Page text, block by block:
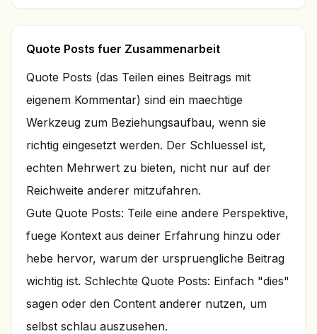
Quote Posts fuer Zusammenarbeit
Quote Posts (das Teilen eines Beitrags mit
eigenem Kommentar) sind ein maechtige
Werkzeug zum Beziehungsaufbau, wenn sie
richtig eingesetzt werden. Der Schluessel ist,
echten Mehrwert zu bieten, nicht nur auf der
Reichweite anderer mitzufahren.
Gute Quote Posts: Teile eine andere Perspektive,
fuege Kontext aus deiner Erfahrung hinzu oder
hebe hervor, warum der urspruengliche Beitrag
wichtig ist. Schlechte Quote Posts: Einfach "dies"
sagen oder den Content anderer nutzen, um
selbst schlau auszusehen.